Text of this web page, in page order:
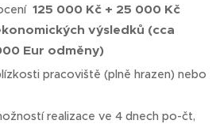
125 000 Kč + 25 000 Kč
výsledků (cca
Eur odměny)
pracoviště (plně hrazen) nebo
realizace ve 4 dnech po-čt,